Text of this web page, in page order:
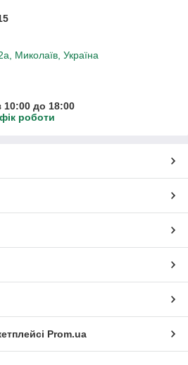
Миколаїв, Україна
10:00 до 18:00
роботи
Prom.ua